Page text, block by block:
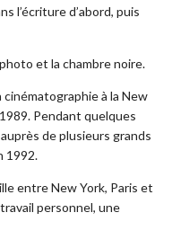
l’écriture d’abord, puis
et la chambre noire.
à la New
Pendant quelques
de plusieurs grands
1992.
entre New York, Paris et
personnel, une